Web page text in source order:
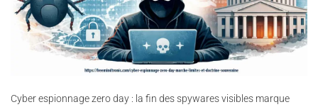
Cyber espionnage zero day : la fin des spywares visibles marque